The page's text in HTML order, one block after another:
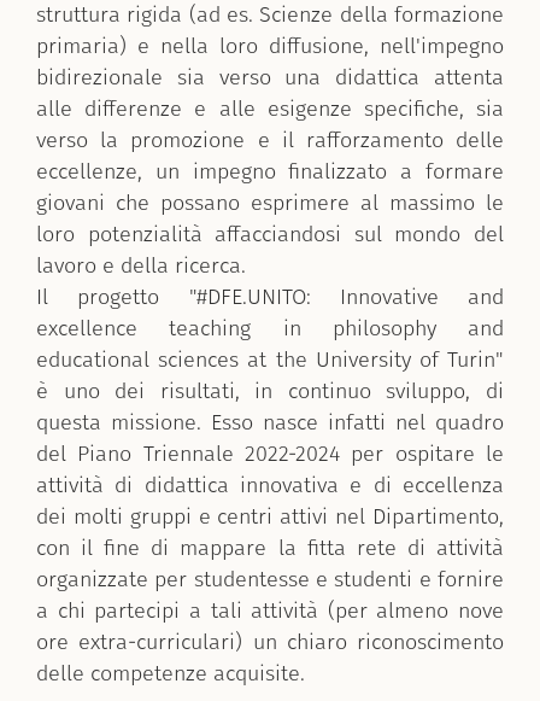
struttura rigida (ad es. Scienze della formazione
primaria) e nella loro diffusione, nell'impegno
bidirezionale sia verso una didattica attenta
alle differenze e alle esigenze specifiche, sia
verso la promozione e il rafforzamento delle
eccellenze, un impegno finalizzato a formare
giovani che possano esprimere al massimo le
loro potenzialità affacciandosi sul mondo del
lavoro e della ricerca.
Il progetto "#DFE.UNITO: Innovative and
excellence teaching in philosophy and
educational sciences at the University of Turin"
è uno dei risultati, in continuo sviluppo, di
questa missione. Esso nasce infatti nel quadro
del Piano Triennale 2022-2024 per ospitare le
attività di didattica innovativa e di eccellenza
dei molti gruppi e centri attivi nel Dipartimento,
con il fine di mappare la fitta rete di attività
organizzate per studentesse e studenti e fornire
a chi partecipi a tali attività (per almeno nove
ore extra-curriculari) un chiaro riconoscimento
delle competenze acquisite.